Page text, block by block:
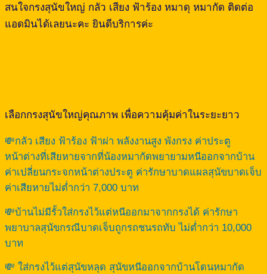
สนใจกรงสุนัขใหญ่ กลัว เสียง ฟ้าร้อง หมาดุ หมากัด ติดต่อ
แอดมินได้เลยนะคะ ยินดีบริการค่ะ
เลือกกรงสุนัขใหญ่คุณภาพ เพื่อความคุ้มค่าในระยะยาว
💸กลัว เสียง ฟ้าร้อง ฟ้าผ่า พลังงานสูง พังกรง ค่าประตู
หน้าต่างที่เสียหายจากที่น้องหมากัดพยายามหนีออกจากบ้าน
ค่าเปลี่ยนกระจกหน้าต่างประตู ค่ารักษาบาดแผลสุนัขบาดเจ็บ
ค่าเสียหายไม่ต่ำกว่า 7,000 บาท
💸บ้านไม่มีรั้วใส่กรงไว้แต่หนีออกมาจากกรงได้ ค่ารักษา
พยาบาลสุนัขกรณีบาดเจ็บถูกรถชนรถทับ ไม่ต่ำกว่า 10,000
บาท
💸 ใส่กรงไว้แต่สุนัขหลุด สุนัขหนีออกจากบ้านโดนหมากัด